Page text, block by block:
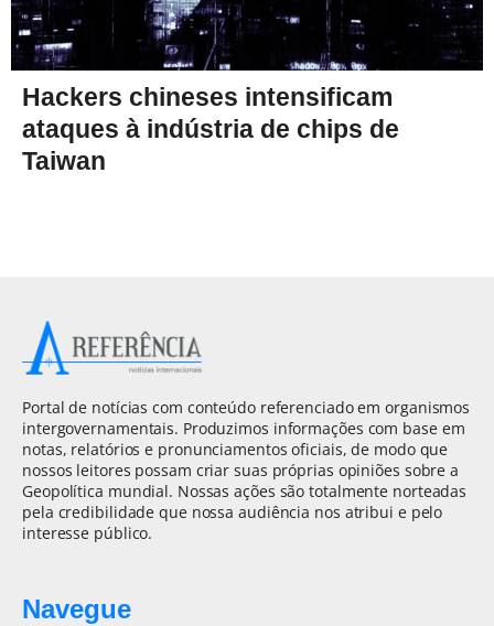
Hackers chineses intensificam
ataques à indústria de chips de
Taiwan
Portal de notícias com conteúdo referenciado em organismos
intergovernamentais. Produzimos informações com base em
notas, relatórios e pronunciamentos oficiais, de modo que
nossos leitores possam criar suas próprias opiniões sobre a
Geopolítica mundial. Nossas ações são totalmente norteadas
pela credibilidade que nossa audiência nos atribui e pelo
interesse público.
Navegue